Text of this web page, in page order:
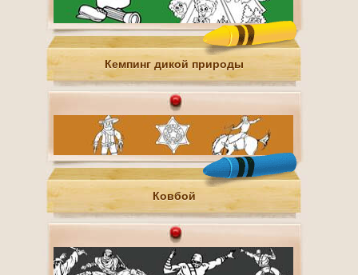
Кемпинг дикой природы
Ковбой